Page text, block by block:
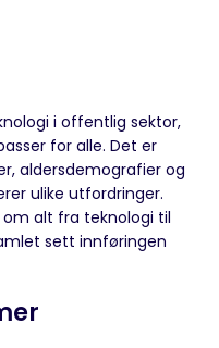
i offentlig sektor,
for alle. Det er
aldersdemografier og
ulike utfordringer.
alt fra teknologi til
sett innføringen